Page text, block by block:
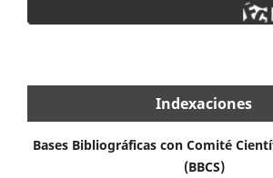
Indexaciones
Bases Bibliográficas con Comité
(BBCS)